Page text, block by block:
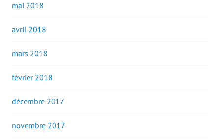
mai 2018
avril 2018
mars 2018
février 2018
décembre 2017
novembre 2017